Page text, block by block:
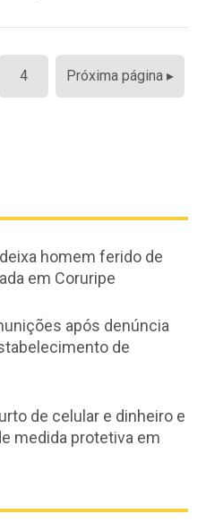
4 Próxima página ▸
homem ferido de
em Coruripe
após denúncia
de
de celular e dinheiro e
medida protetiva em